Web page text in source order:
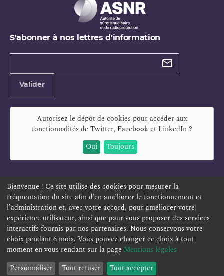
S'abonner à nos lettres d'information
Types de
mail
Valider
Autorisez le dépôt de cookies pour accéder aux
fonctionnalités de Twitter, Facebook et LinkedIn?
Oui
Toujours
ESPACE PERSONNEL OFFRES D'EMPLOI SIGNALEMENT
TÉLÉSERVICES PLAN DU SITE
ACCESSIBILITÉ POLITIQUE DE CONFIDENTIALITÉ
MENTIONS LÉGALES CONTACT
Bienvenue ! Ce site utilise des cookies pour mesurer la
fréquentation du site afin d’en améliorer le fonctionnement et
l’administration et, avec votre accord, pour améliorer votre
expérience utilisateur, ainsi que pour vous proposer des services
interactifs fournis par nos partenaires. Nous conservons votre
choix pendant 6 mois. Vous pouvez changer ce choix à tout
moment en vous rendant sur la page Mentions légales
Personnaliser
Tout refuser Tout accepter